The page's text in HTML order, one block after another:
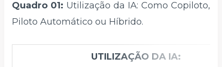
Quadro 01: Utilização da IA: Como Copiloto,
Piloto Automático ou Híbrido.
UTILIZAÇÃO DA IA: